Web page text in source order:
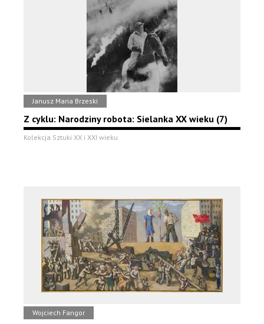
Janusz Maria Brzeski
Z cyklu: Narodziny robota: Sielanka XX wieku (7)
Kolekcja Sztuki XX i XXI wieku
Wojciech Fangor